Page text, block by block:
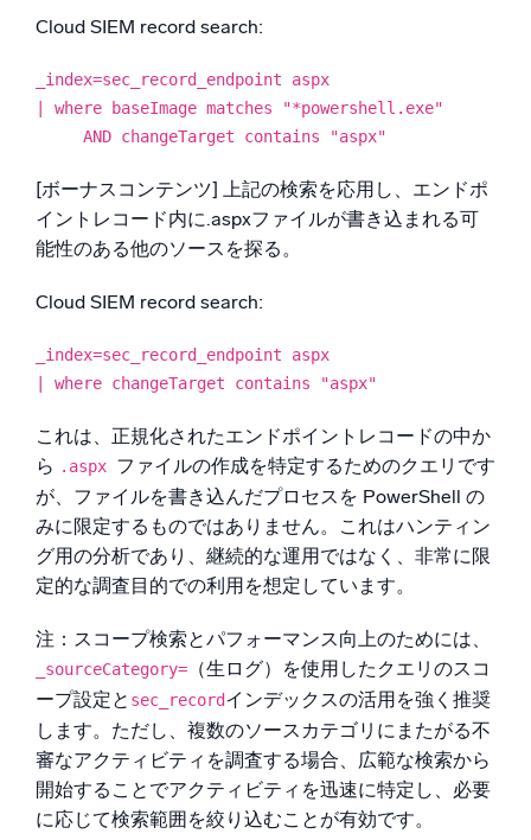
Cloud SIEM record search:
_index=sec_record_endpoint aspx
| where baseImage matches "*powershell.exe"
AND changeTarget contains "aspx"
[ボーナスコンテンツ] 上記の検索を応用し、エンドポ
イントレコード内に.aspxファイルが書き込まれる可
能性のある他のソースを探る。
Cloud SIEM record search:
_index=sec_record_endpoint aspx
| where changeTarget contains "aspx"
これは、正規化されたエンドポイントレコードの中か
ら .aspx ファイルの作成を特定するためのクエリです
が、ファイルを書き込んだプロセスを PowerShell の
みに限定するものではありません。これはハンティン
グ用の分析であり、継続的な運用ではなく、非常に限
定的な調査目的での利用を想定しています。
注：スコープ検索とパフォーマンス向上のためには、
_sourceCategory= （生ログ）を使用したクエリのスコ
ープ設定と sec_recordインデックスの活用を強く推奨
します。ただし、複数のソースカテゴリにまたがる不
審なアクティビティを調査する場合、広範な検索から
開始することでアクティビティを迅速に特定し、必要
に応じて検索範囲を絞り込むことが有効です。